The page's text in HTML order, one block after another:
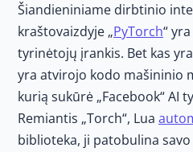
Šiandieniniame dirbtinio
kraštovaizdyje „PyTorch“
tyrinėtojų įrankis. Bet kas
yra atvirojo kodo mašininio
kurią sukūrė „Facebook“ AI
Remiantis „Torch“, Lua
biblioteka, ji patobulina savo